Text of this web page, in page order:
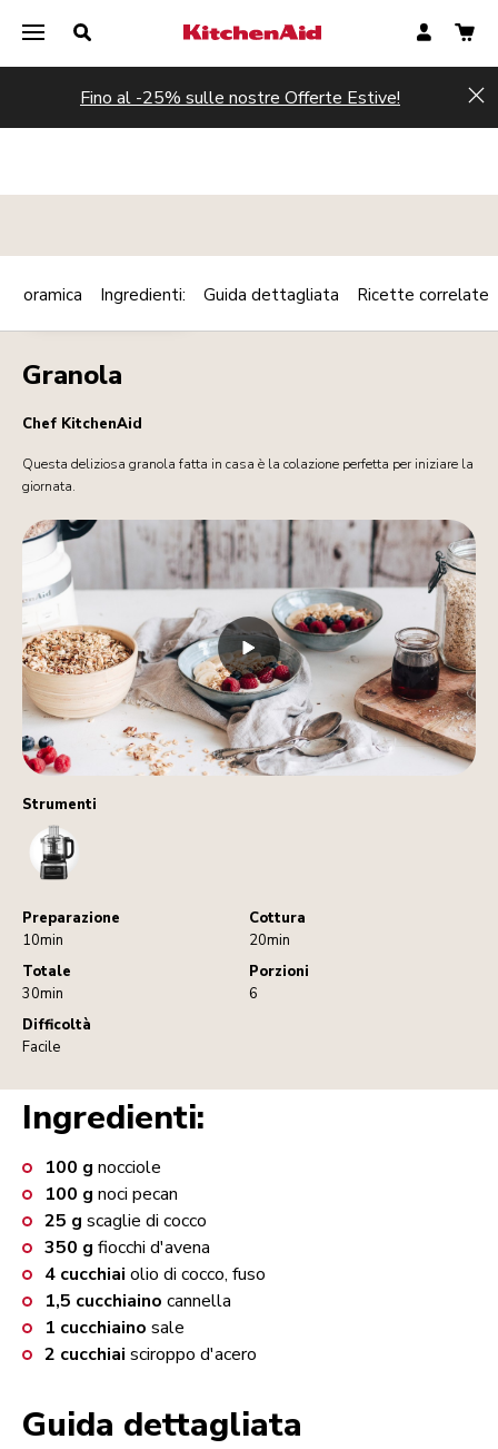
Fino al -25% sulle nostre Offerte Estive!
Strumenti
FoodProcessor
Preparazione
10min
Cottura
20min
Totale
30min
Porzioni
6
Difficoltà
Facile
COLAZIONE/BRUNCH Print
Granola
Chef KitchenAid
Questa deliziosa granola fatta in casa è la colazione perfetta per iniziare la
giornata.
Ingredienti: Guida dettagliata Ricette correlate
Ingredienti:
100 g nocciole
100 g noci pecan
25 g scaglie di cocco
350 g fiocchi d'avena
4 cucchiai olio di cocco, fuso
1,5 cucchiaino cannella
1 cucchiaino sale
2 cucchiai sciroppo d'acero
Guida dettagliata